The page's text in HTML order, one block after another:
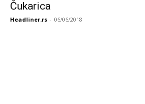
Čukarica
Headliner.rs - 06/06/2018